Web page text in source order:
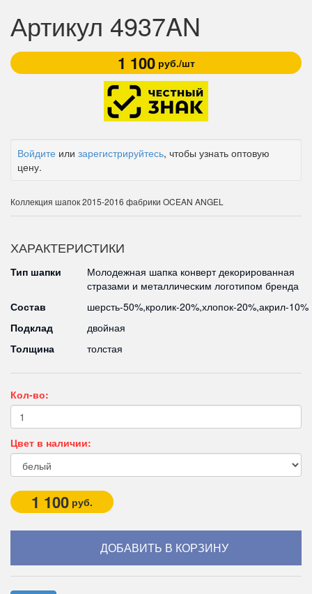
Артикул 4937AN
1 100руб./шт
Войдите или зарегистрируйтесь, чтобы узнать оптовую
цену.
Коллекция шапок 2015-2016 фабрики OCEAN ANGEL
ХАРАКТЕРИСТИКИ
Тип шапки
Молодежная шапка конверт декорированная
стразами и металлическим логотипом бренда
Состав
шерсть-50%,кролик-20%,хлопок-20%,акрил-10%
Подклад
двойная
Толщина
толстая
Кол-во:
Цвет в наличии:
1 100 руб.